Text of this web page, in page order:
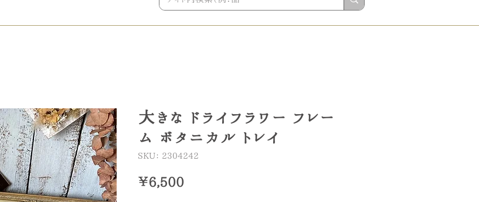
大きな ドライフラワー フレー
ム ボタニカル トレイ
SKU： 2304242
￥6,500